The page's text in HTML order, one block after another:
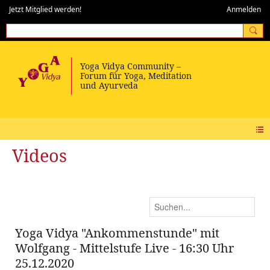
Jetzt Mitglied werden! Anmelden
Videos
Yoga Vidya "Ankommenstunde" mit
Wolfgang - Mittelstufe Live - 16:30 Uhr
25.12.2020